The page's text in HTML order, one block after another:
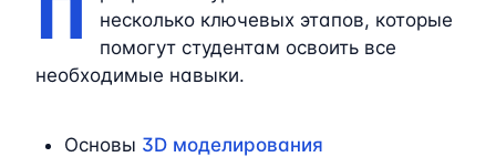
несколько ключевых этапов, которые
помогут студентам освоить все
необходимые навыки.
Основы 3D моделирования